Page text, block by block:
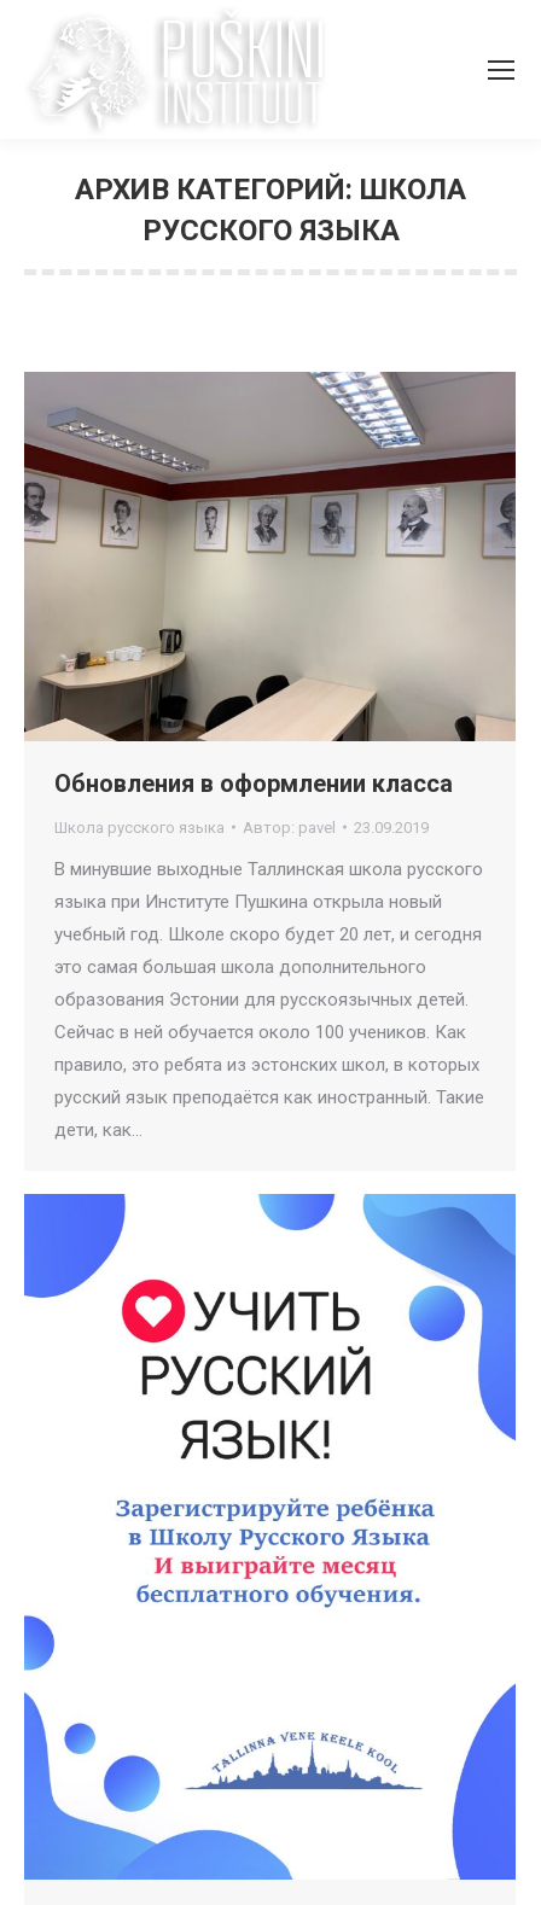
АРХИВ КАТЕГОРИЙ: ШКОЛА
РУССКОГО ЯЗЫКА
Обновления в оформлении класса
Школа русского языка Автор: pavel 23.09.2019
В минувшие выходные Таллинская школа русского
языка при Институте Пушкина открыла новый
учебный год. Школе скоро будет 20 лет, и сегодня
это самая большая школа дополнительного
образования Эстонии для русскоязычных детей.
Сейчас в ней обучается около 100 учеников. Как
правило, это ребята из эстонских школ, в которых
русский язык преподаётся как иностранный. Такие
дети, как…